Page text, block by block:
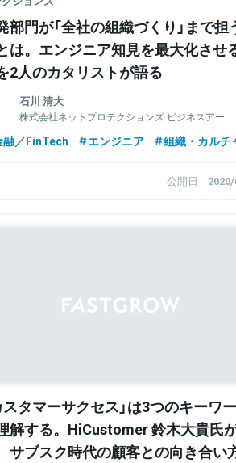
部門が「全社の組織づくり」まで担
は。エンジニア知見を最大化させ
2人のカタリストが語る
石川 清大
株式会社ネットプロテクションズ ビジネスアー
融／FinTech エンジニア 組織・カルチ
公開日
スタマーサクセス」は3つのキーワ
解する。HiCustomer 鈴木大貴氏
サブスク時代の顧客との向き合い